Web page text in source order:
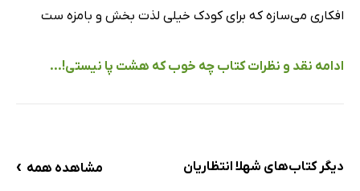
افکاری می‌سازه که برای کودک خیلی لذت بخش و بامزه ست
ادامه نقد و نظرات کتاب چه خوب که هشت پا نیستی!...
دیگر کتاب‌های شهلا انتظاریان مشاهده همه ›